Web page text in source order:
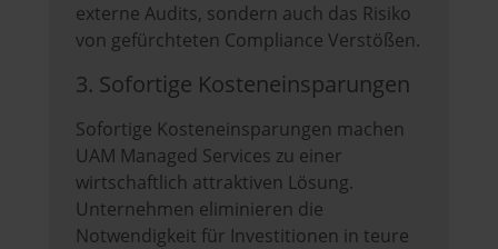
externe Audits, sondern auch das Risiko
von gefürchteten Compliance Verstößen.
3. Sofortige Kosteneinsparungen
Sofortige Kosteneinsparungen machen
UAM Managed Services zu einer
wirtschaftlich attraktiven Lösung.
Unternehmen eliminieren die
Notwendigkeit für Investitionen in teure